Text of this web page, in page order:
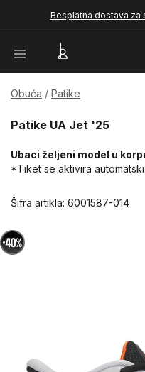
Besplatna dostava za
Obuća Patike
Patike UA Jet '25
Ubaci željeni model u
*Tiket se aktivira
Šifra artikla: 6001587-014